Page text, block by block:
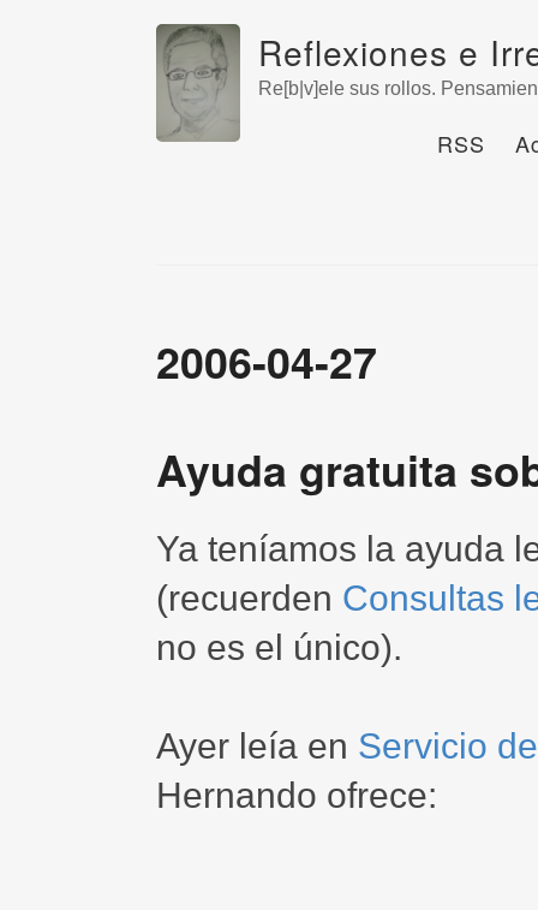
Reflexiones e
Re[b|v]ele sus rollos.
RSS
2006-04-27
Ayuda gratuita
Ya teníamos la ayuda
(recuerden Consultas
no es el único).
Ayer leía en Servicio
Hernando ofrece: